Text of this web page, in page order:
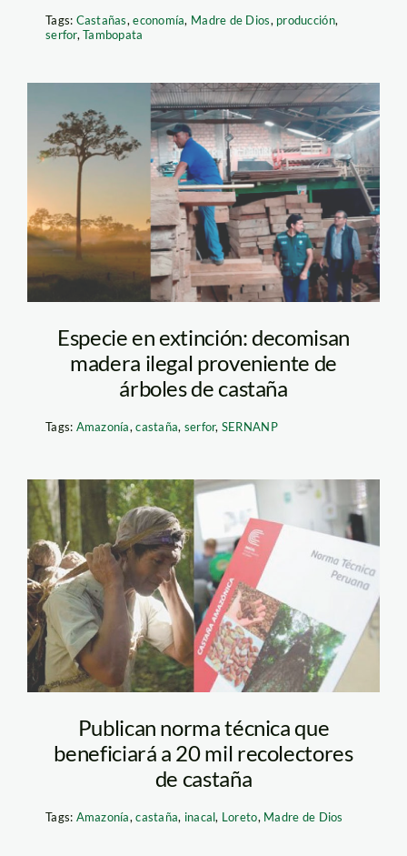
Tags: Castañas,economía, Madre de Dios, producción,
serfor,Tambopata
serfor-decomisa-
castania
Especie en extinción: decomisan
madera ilegal proveniente de
árboles de castaña
Tags: Amazonía,castaña, serfor, SERNANP
castania—spda—
inacal
Publican norma técnica que
beneficiará a 20 mil recolectores
de castaña
Tags: Amazonía,castaña, inacal, Loreto, Madre de Dios